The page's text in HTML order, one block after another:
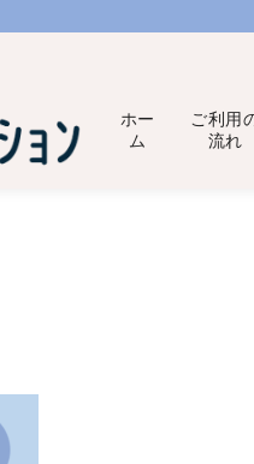
ホー
ム
ご利用
流れ